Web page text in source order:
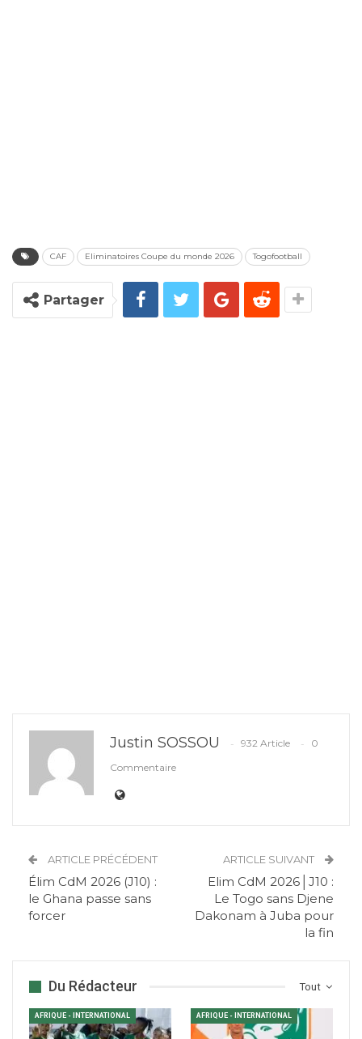
CAF Eliminatoires Coupe du monde 2026 Togofootball
Partager
Justin SOSSOU 932 Article
0
Commentaire
ARTICLE PRÉCÉDENT
Élim CdM 2026 (J10) :
le Ghana passe sans
forcer
ARTICLE SUIVANT
Elim CdM 2026│J10 :
Le Togo sans Djene
Dakonam à Juba pour
la fin
Tout
Du Rédacteur
AFRIQUE - INTERNATIONAL AFRIQUE - INTERNATIONAL